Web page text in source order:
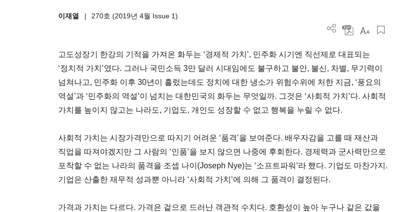
이재열 | 270호 (2019년 4월 Issue 1)
고도성장기 한강의 기적을 가져온 화두는 ‘경제적 가치’, 민주화 시기엔 직선제로 대표되는
‘정치적 가치’였다. 그러나 국민소득 3만 달러 시대임에도 불구하고 불안, 불신, 차별, 무기력이
넘쳐나고, 민주화 이후 30년이 흘렀는데도 정치에 대한 냉소가 위험수위에 처한 지금, ‘풍요의
역설’과 ‘민주화의 역설’이 넘치는 대한민국의 화두는 무엇일까. 그것은 ‘사회적 가치’다. 사회적
가치를 높이지 않고는 나라도, 기업도, 개인도 성장할 수 없고 행복을 누릴 수 없다.
사회적 가치는 시장가격만으로 따지기 어려운 ‘품격’을 보여준다. 배우자감을 고를 때 재산과
직업을 따져야겠지만 그 사람의 ‘인품’을 보지 않으면 나중에 후회한다. 경제력과 군사력만으로
포착할 수 없는 나라의 품격을 조셉 나이(Joseph Nye)는 ‘소프트파워’라 했다. 기업도 마찬가지.
기업은 산출한 재무적 성과뿐 아니라 ‘사회적 가치’에 의해 그 품격이 결정된다.
가격과 가치는 다르다. 가격은 겉으로 드러난 객관적 수치다. 호환성이 높아 누구나 같은 값을